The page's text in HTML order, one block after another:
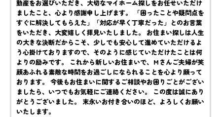
動産をお選びいただき、大切なマイホーム探しをお任せいただけ
ましたこと、心より感謝申し上げます。 「困ったことや疑問点を
すぐに解決してもらえた」「対応が早く丁寧だった」とのお言葉
をいただき、大変嬉しく拝見いたしました。 お住まい探しは人生
の大きな決断だからこそ、少しでも安心して進めていただけるよ
う心掛けておりますので、そのように感じていただけたことは何
よりの励みです。 これから新しいお住まいで、Ｍさんご夫婦が笑
顔あふれる素敵な時間をお過ごしになられることを心より願って
おります。 今後もお住まいに関するご相談やお困りごとがござい
ましたら、いつでもお気軽にご連絡ください。 この度は誠にあり
がとうございました。 末永いお付き合いのほど、よろしくお願い
いたします。